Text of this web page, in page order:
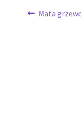
Poprzedni
Mata